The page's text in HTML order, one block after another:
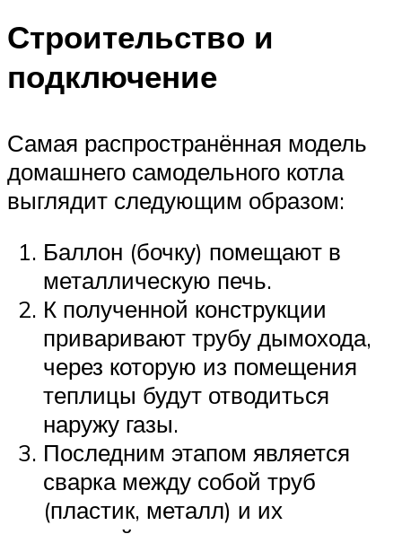
Строительство и
подключение
Самая распространённая модель
домашнего самодельного котла
выглядит следующим образом:
Баллон (бочку) помещают в
металлическую печь.
К полученной конструкции
приваривают трубу дымохода,
через которую из помещения
теплицы будут отводиться
наружу газы.
Последним этапом является
сварка между собой труб
(пластик, металл) и их